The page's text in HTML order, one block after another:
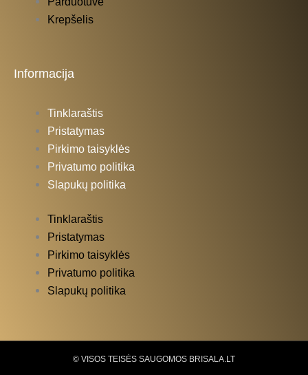
Krepšelis
Informacija
Tinklaraštis
Pristatymas
Pirkimo taisyklės
Privatumo politika
Slapukų politika
Tinklaraštis
Pristatymas
Pirkimo taisyklės
Privatumo politika
Slapukų politika
© VISOS TEISĖS SAUGOMOS BRISALA.LT